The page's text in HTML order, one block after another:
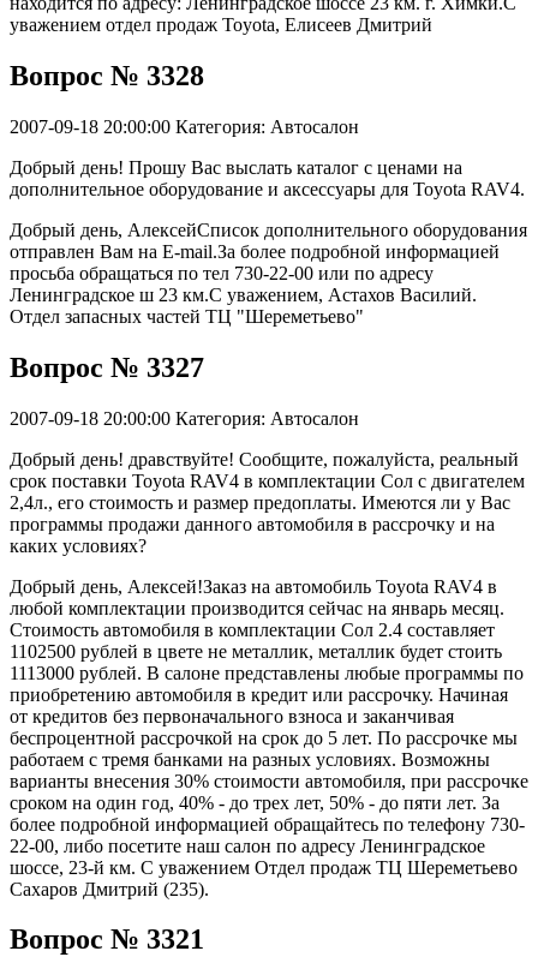
уважением отдел продаж Toyota, Елисеев Дмитрий
Вопрос № 3328
2007-09-18 20:00:00 Категория: Автосалон
Добрый день! Прошу Вас выслать каталог с ценами на
дополнительное оборудование и аксессуары для Тоyota RAV4.
Добрый день, АлексейСписок дополнительного оборудования
отправлен Вам на E-mail.За более подробной информацией
просьба обращаться по тел 730-22-00 или по адресу
Ленинградское ш 23 км.С уважением, Астахов Василий.
Отдел запасных частей ТЦ "Шереметьево"
Вопрос № 3327
2007-09-18 20:00:00 Категория: Автосалон
Добрый день! дравствуйте! Сообщите, пожалуйста, реальный
срок поставки Toyota RAV4 в комплектации Сол с двигателем
2,4л., его стоимость и размер предоплаты. Имеются ли у Вас
программы продажи данного автомобиля в рассрочку и на
каких условиях?
Добрый день, Алексей!Заказ на автомобиль Toyota RAV4 в
любой комплектации производится сейчас на январь месяц.
Стоимость автомобиля в комплектации Сол 2.4 составляет
1102500 рублей в цвете не металлик, металлик будет стоить
1113000 рублей. В салоне представлены любые программы по
приобретению автомобиля в кредит или рассрочку. Начиная
от кредитов без первоначального взноса и заканчивая
беспроцентной рассрочкой на срок до 5 лет. По рассрочке мы
работаем с тремя банками на разных условиях. Возможны
варианты внесения 30% стоимости автомобиля, при рассрочке
сроком на один год, 40% - до трех лет, 50% - до пяти лет. За
более подробной информацией обращайтесь по телефону 730-
22-00, либо посетите наш салон по адресу Ленинградское
шоссе, 23-й км. С уважением Отдел продаж ТЦ Шереметьево
Сахаров Дмитрий (235).
Вопрос № 3321